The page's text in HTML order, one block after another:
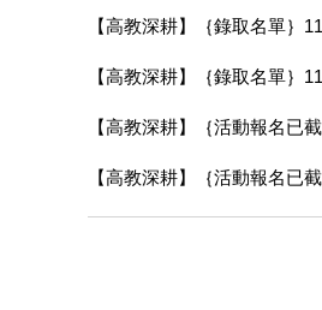
【高教深耕】｛錄取名單｝
【高教深耕】｛錄取名單｝
【高教深耕】｛活動報名已
【高教深耕】｛活動報名已